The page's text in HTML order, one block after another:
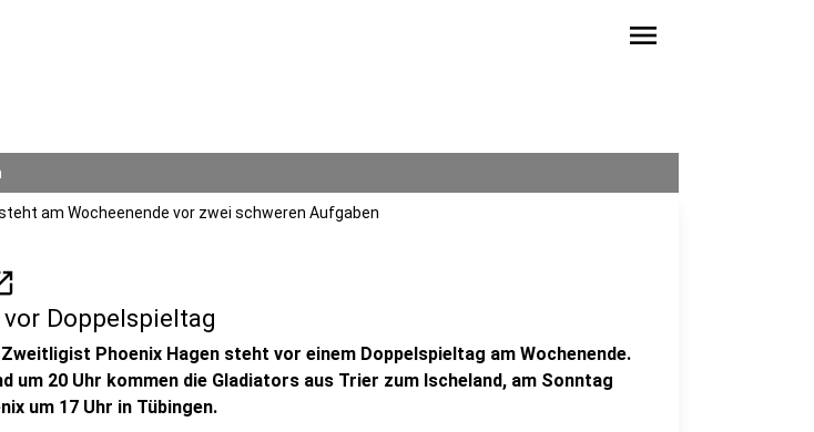
menu
am Wocheenende vor zwei schweren Aufgaben
Doppelspieltag
Phoenix Hagen steht vor einem Doppelspieltag am Wochenende.
um 20 Uhr kommen die Gladiators aus Trier zum Ischeland, am Sonntag
um 17 Uhr in Tübingen.